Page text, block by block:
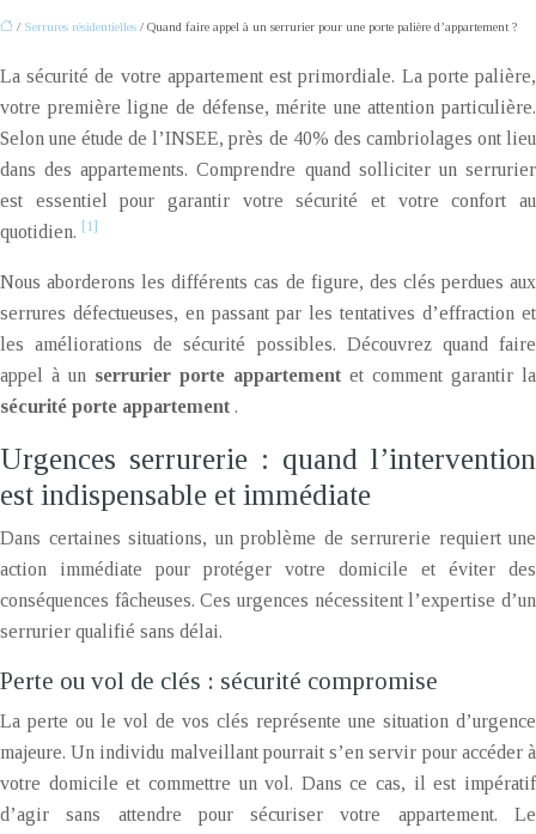
/ Serrures résidentielles / Quand faire appel à un serrurier pour une porte palière d’appartement ?
La sécurité de votre appartement est primordiale. La porte palière,
votre première ligne de défense, mérite une attention particulière.
Selon une étude de l’INSEE, près de 40% des cambriolages ont lieu
dans des appartements. Comprendre quand solliciter un serrurier
est essentiel pour garantir votre sécurité et votre confort au
quotidien. [1]
Nous aborderons les différents cas de figure, des clés perdues aux
serrures défectueuses, en passant par les tentatives d’effraction et
les améliorations de sécurité possibles. Découvrez quand faire
appel à un serrurier porte appartement et comment garantir la
sécurité porte appartement .
Urgences serrurerie : quand l’intervention
est indispensable et immédiate
Dans certaines situations, un problème de serrurerie requiert une
action immédiate pour protéger votre domicile et éviter des
conséquences fâcheuses. Ces urgences nécessitent l’expertise d’un
serrurier qualifié sans délai.
Perte ou vol de clés : sécurité compromise
La perte ou le vol de vos clés représente une situation d’urgence
majeure. Un individu malveillant pourrait s’en servir pour accéder à
votre domicile et commettre un vol. Dans ce cas, il est impératif
d’agir sans attendre pour sécuriser votre appartement. Le